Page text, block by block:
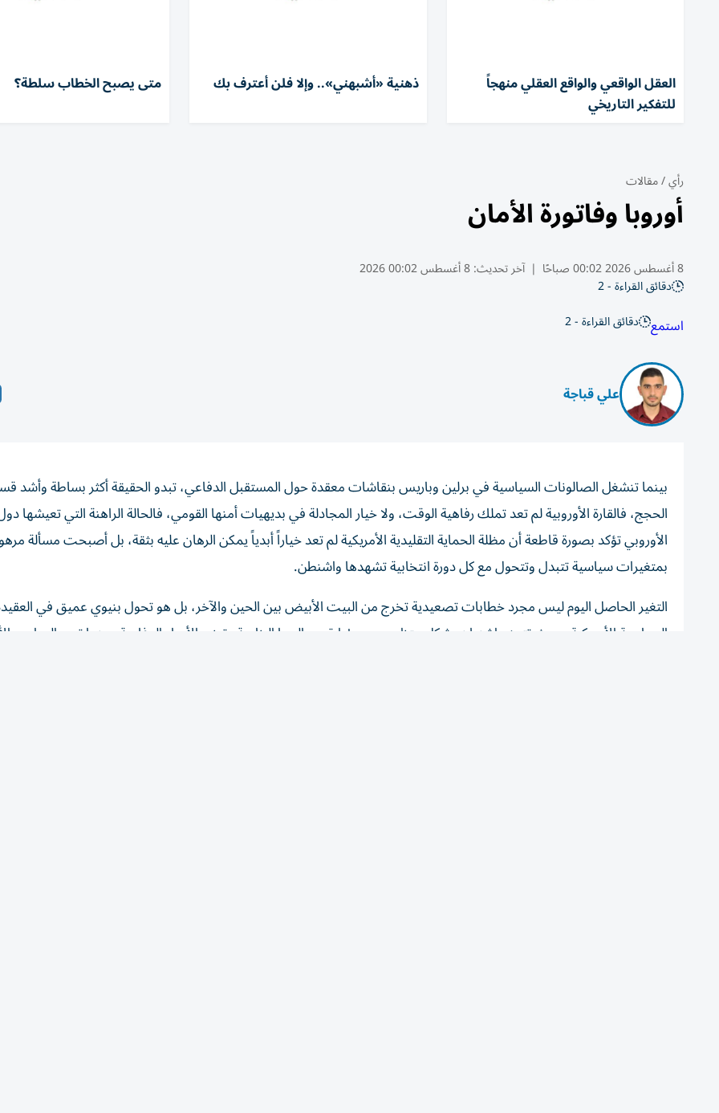
العقل الواقعي والواقع العقلي منهجاً
للتفكير التاريخي
ذهنية «أشبهني».. وإلا فلن أعترف بك متى يصبح الخطاب سلطة؟
رأي/مقالات
أوروبا وفاتورة الأمان
8 أغسطس 2026 00:02 صباحًا | آخر تحديث:8 أغسطس 00:02 2026
دقائق القراءة - 2
استمع دقائق القراءة - 2
علي قباجة
بينما تنشغل الصالونات السياسية في برلين وباريس بنقاشات معقدة حول المستقبل الدفاعي، تبدو الحقيقة أكثر بساطة وأشد
الحجج، فالقارة الأوروبية لم تعد تملك رفاهية الوقت، ولا خيار المجادلة في بديهيات أمنها القومي، فالحالة الراهنة التي تعيشها
الأوروبي تؤكد بصورة قاطعة أن مظلة الحماية التقليدية الأمريكية لم تعد خياراً أبدياً يمكن الرهان عليه بثقة، بل أصبحت مسألة
بمتغيرات سياسية تتبدل وتتحول مع كل دورة انتخابية تشهدها واشنطن.
السياسية الأمريكية، حيث تتجه واشنطن بشكل متزايد صوب إدارة مصالحها الخاصة وتوزيع الأعباء الدفاعية، بينما تصر العواصم